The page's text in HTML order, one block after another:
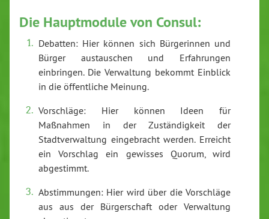
Die Hauptmodule von Consul:
Debatten: Hier können sich Bürgerinnen und
Bürger austauschen und Erfahrungen
einbringen. Die Verwaltung bekommt Einblick
in die öffentliche Meinung.
Vorschläge: Hier können Ideen für
Maßnahmen in der Zuständigkeit der
Stadtverwaltung eingebracht werden. Erreicht
ein Vorschlag ein gewisses Quorum, wird
abgestimmt.
Abstimmungen: Hier wird über die Vorschläge
aus aus der Bürgerschaft oder Verwaltung